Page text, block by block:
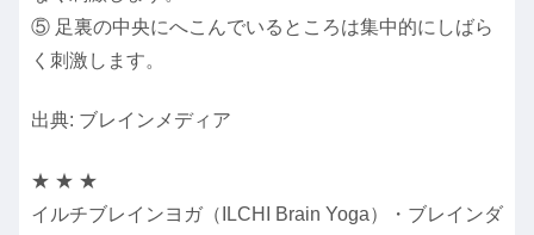
⑤ 足裏の中央にへこんでいるところは集中的にしばら
く刺激します。
出典: ブレインメディア
★ ★ ★
イルチブレインヨガ（ILCHI Brain Yoga）・ブレインダ